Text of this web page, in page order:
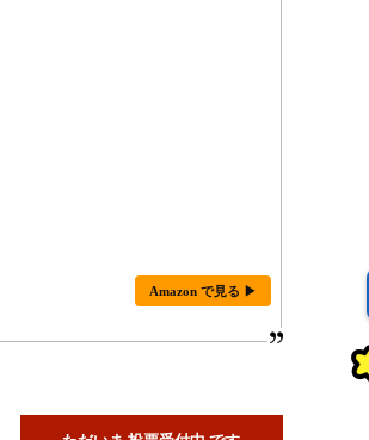
Amazon で見る ▶